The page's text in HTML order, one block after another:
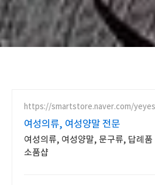
https://smartstore.naver.com/
여성의류, 여성양말 전문
여성의류, 여성양말, 문구류, 답례
소품샵